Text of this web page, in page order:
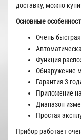
доставку, можно
Основные
Очень
Функция
Обнаружение
Гарантия 3
Приложение
Диапазон
Простая
Прибор работает